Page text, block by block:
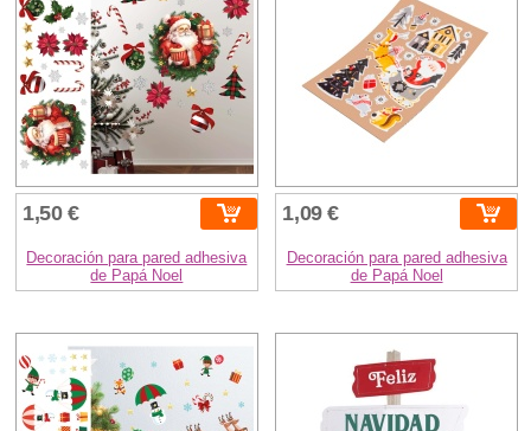
1,50 €
Decoración para pared adhesiva
de Papá Noel
1,09 €
Decoración para pared adhesiva
de Papá Noel